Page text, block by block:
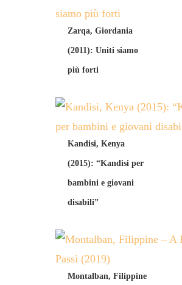
Zarqa, Giordania
(2011): Uniti siamo
più forti
Kandisi, Kenya
(2015): “Kandisi per
bambini e giovani
disabili”
Montalban, Filippine